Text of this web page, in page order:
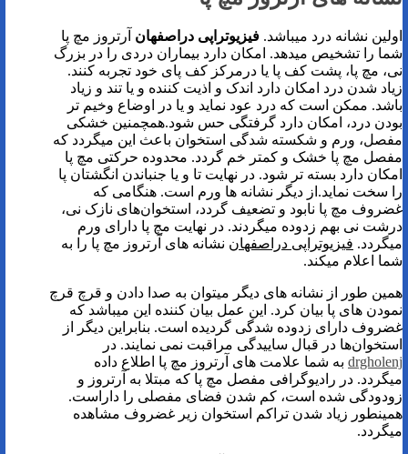
اولین نشانه درد میباشد. فیزیوتراپی دراصفهان آرتروز مچ پا
شما را تشخیص میدهد. امکان دارد بیماران دردی را در بزرگ
‌نی، مچ پا، پشت کف پا یا درمرکز کف پای خود تجربه کنند.
زیاد شدن درد امکان دارد اندک و اذیت کننده و یا تند و زیاد
باشد. ممکن است که درد عود نماید و یا در اوضاع وخیم تر
بودن درد، امکان دارد گرفتگی حس شود.همچمنین خشکی
مفصل، ورم و شکسته شدگی استخوان باعث این میگردد که
مفصل مچ پا خشک و کمتر خم گردد. محدوده حرکتی مچ پا
امکان دارد بسته تر شود. در نهایت تا و یا جنباندن انگشتان پا
را سخت نماید.از دیگر نشانه ها ورم است. هنگامی که
غضروف مچ پا نابود و تضعیف گردد، استخوان‌های نازک ‌نی،
درشت ‌نی بهم زدوده میگردند. در نهایت مچ پا دارای ورم
میگردد. فیزیوتراپی دراصفهان نشانه های آرتروز مچ پا را به
شما اعلام میکند.
همین طور از نشانه های دیگر میتوان به صدا دادن و قرچ قرچ
نمودن های پا بیان کرد. این عمل بیان کننده این میباشد که
غضروف دارای زدوده شدگی گردیده است. بنابراین دیگر از
استخوان‌ها در قبال ساییدگی مراقبت نمی نمایند. در
drgholenj به شما علامت های آرتروز مچ پا اطلاع داده
میگردد. در رادیوگرافی مفصل مچ پا که مبتلا به آرتروز و
زودودگی شده است، کم شدن فضای مفصلی را داراست.
همینطور زیاد شدن تراکم استخوان زیر غضروف مشاهده
میگردد.